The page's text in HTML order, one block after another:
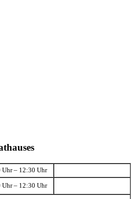
Uhr – 12:30 Uhr
Uhr – 12:30 Uhr